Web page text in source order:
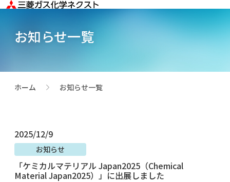
お知らせ一覧
ホーム お知らせ一覧
2025/12/9
お知らせ
「ケミカルマテリアル Japan2025（Chemical
Material Japan2025）」に出展しました